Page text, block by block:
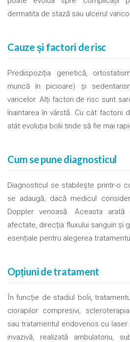
dermatita de stază sau ulcerul
Cauze și factori de risc
Predispoziția genetică,
muncă în picioare) și
varicelor. Alți factori de risc sunt
înaintarea în vârstă. Cu cât factorii
atât evoluția bolii tinde să fie mai
Cum se pune diagnosticul
Diagnosticul se stabilește printr-o
se adaugă, dacă medicul
Doppler venoasă. Aceasta
afectate, direcția fluxului sanguin și
esențiale pentru alegerea
Opțiuni de tratament
În funcție de stadiul bolii,
ciorapilor compresivi,
sau tratamentul endovenos cu
invazivă, realizată ambulatoriu,